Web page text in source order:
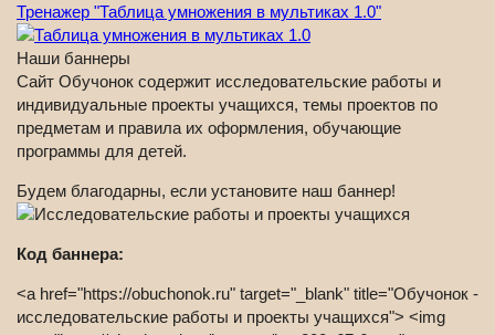
Тренажер "Таблица умножения в мультиках 1.0"
Наши баннеры
Сайт Обучонок содержит исследовательские работы и
индивидуальные проекты учащихся, темы проектов по
предметам и правила их оформления, обучающие
программы для детей.
Будем благодарны, если установите наш баннер!
Код баннера:
<a href="https://obuchonok.ru" target="_blank" title="Обучонок -
исследовательские работы и проекты учащихся"> <img